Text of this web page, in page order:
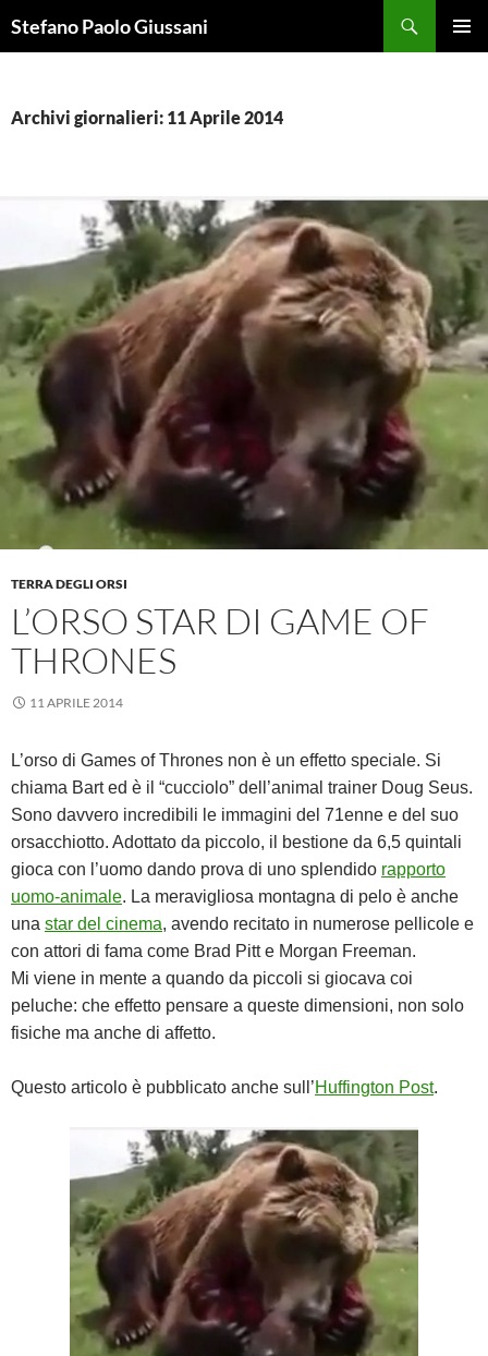
alStefano Paolo Giussani
Archivi giornalieri: 11 Aprile 2014
TERRA DEGLI ORSI
L’ORSO STAR DI GAME OF
THRONES
11 APRILE 2014
L’orso di Games of Thrones non è un effetto speciale. Si
chiama Bart ed è il “cucciolo” dell’animal trainer Doug Seus.
Sono davvero incredibili le immagini del 71enne e del suo
orsacchiotto. Adottato da piccolo, il bestione da 6,5 quintali
gioca con l’uomo dando prova di uno splendido rapporto
uomo-animale. La meravigliosa montagna di pelo è anche
una star del cinema, avendo recitato in numerose pellicole e
con attori di fama come Brad Pitt e Morgan Freeman.
Mi viene in mente a quando da piccoli si giocava coi
peluche: che effetto pensare a queste dimensioni, non solo
fisiche ma anche di affetto.
Questo articolo è pubblicato anche sull’Huffington Post.